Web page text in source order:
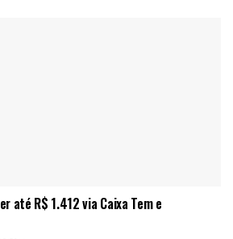
até R$ 1.412 via Caixa Tem e